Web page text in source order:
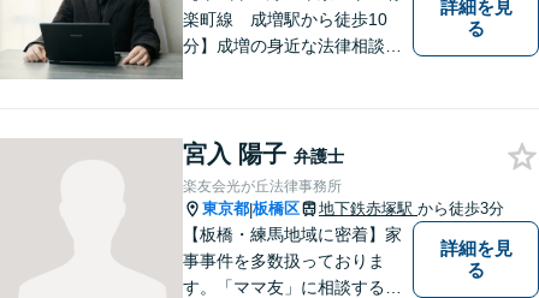
楽町線 成増駅から徒歩10
分】成増の身近な法律相談所
詳細を見
る
宮入 陽子 弁護士
楽友会光が丘法律事務所
東京都|板橋区 地下鉄赤塚駅 から徒歩3分
【板橋・練馬地域に密着】家
事事件を多数扱っておりま
す。「ママ友」に相談するよ
詳細を見
る